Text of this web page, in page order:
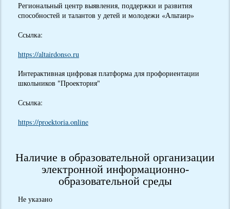
Региональный центр выявления, поддержки и развития
способностей и талантов у детей и молодежи «Альтаир»
Ссылка:
https://altairdonso.ru
Интерактивная цифровая платформа для профориентации
школьников "Проектория"
Ссылка:
https://proektoria.online
Наличие в образовательной организации
электронной информационно-
образовательной среды
Не указано